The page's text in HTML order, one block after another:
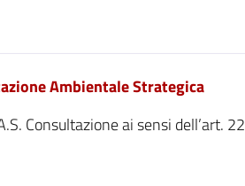
Ambientale Strategica
Consultazione ai sensi dell’art. 22